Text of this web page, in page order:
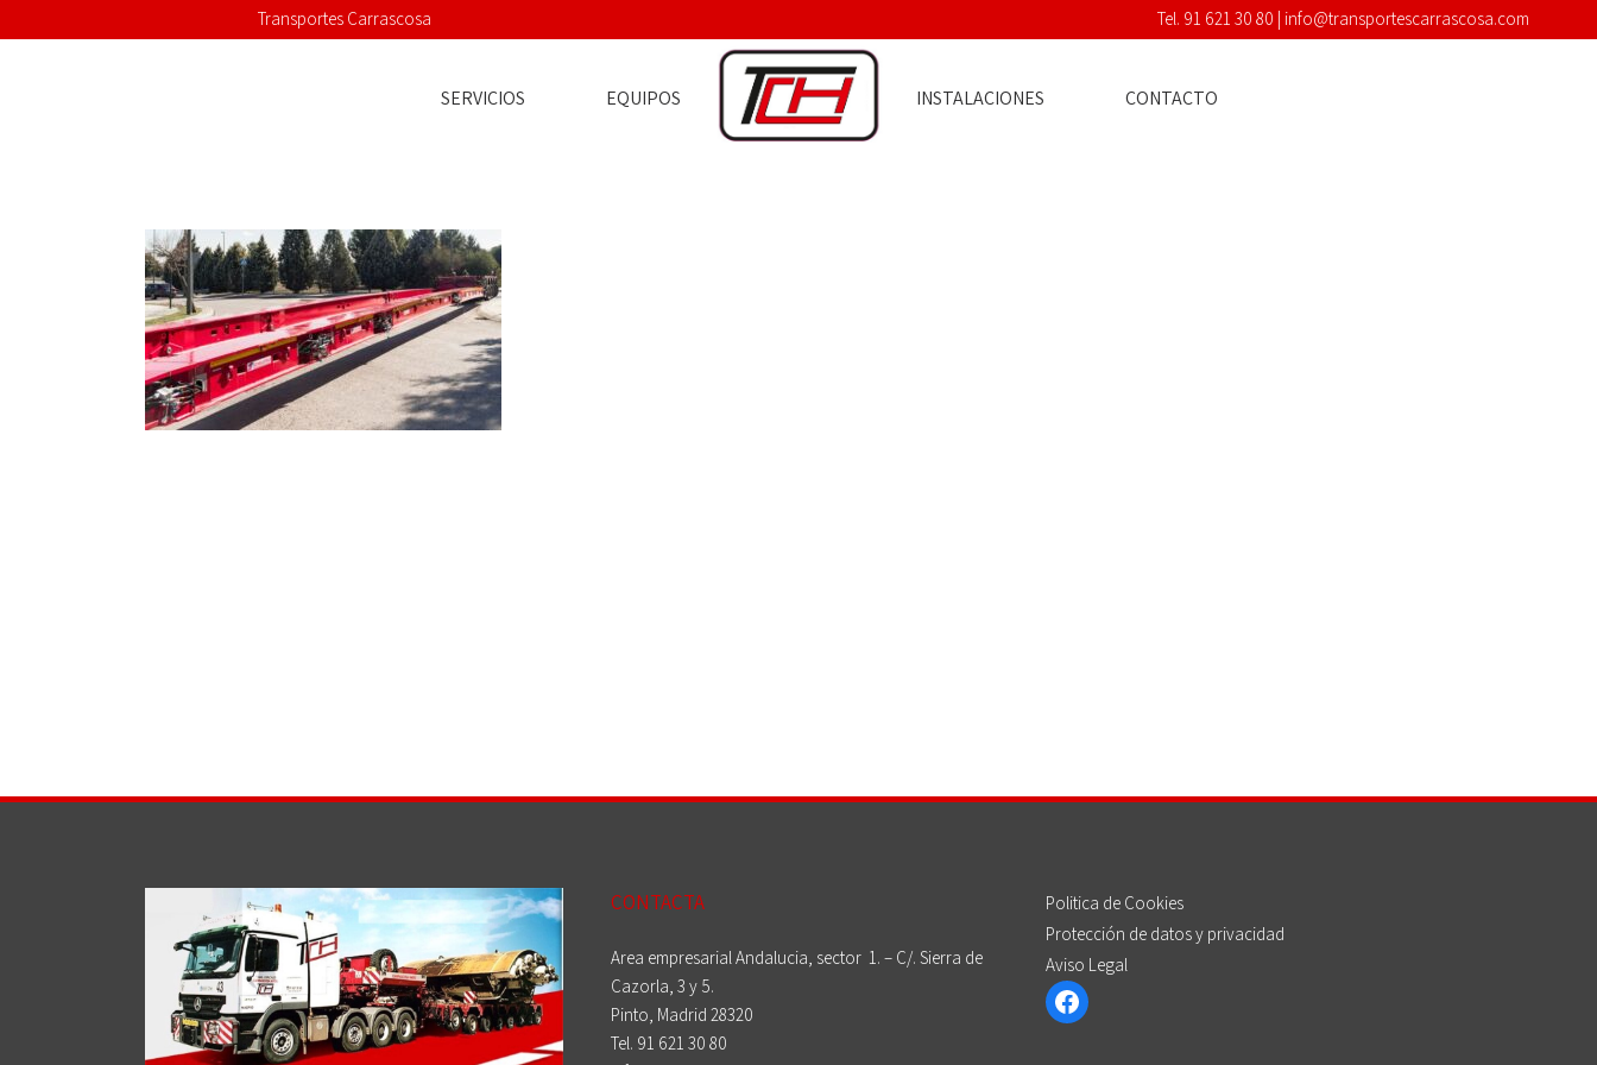
Transportes Carrascosa Tel. 91 621 30 80 | info@transportescarrascosa.com
SERVICIOS EQUIPOS INSTALACIONES CONTACTO
CONTACTA
Area empresarial Andalucia, sector 1. – C/. Sierra de
Cazorla, 3 y 5.
Pinto, Madrid 28320
Tel. 91 621 30 80
Politica de Cookies
Protección de datos y privacidad
Aviso Legal
Facebook